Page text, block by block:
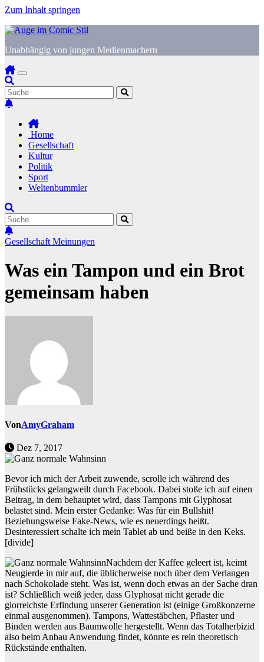
Zum Inhalt springen
Unabhängig von jungen Medienmachern
Home
Gesellschaft
Kultur
Politik
Sport
Weltenbummler
Gesellschaft Meinungen
Was ein Tampon und ein Brot
gemeinsam haben
VonAmyGraham
Dez 7, 2017
Bevor ich mich der Arbeit zuwende, scrolle ich während des
Frühstücks gelangweilt durch Facebook. Dabei stoße ich auf einen
Beitrag, in dem behauptet wird, dass Tampons mit Glyphosat
belastet sind. Mein erster Gedanke: Was für ein Bullshit!
Beziehungsweise Fake-News, wie es neuerdings heißt.
Desinteressiert schalte ich mein Tablet ab und beiße in den Keks.
[divide]
Nachdem der Kaffee geleert ist, keimt
Neugierde in mir auf, die üblicherweise noch über dem Verlangen
nach Schokolade steht. Was ist, wenn doch etwas an der Sache dran
ist? Schließlich weiß jeder, dass Glyphosat nicht gerade die
glorreichste Erfindung unserer Generation ist (einige Großkonzerne
einmal ausgenommen). Tampons, Wattestäbchen, Pflaster und
Binden werden aus Baumwolle hergestellt. Wenn das Totalherbizid
also beim Anbau Anwendung findet, könnte es rein theoretisch
Rückstände enthalten.